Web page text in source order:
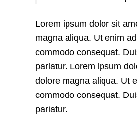
Lorem ipsum dolor sit
magna aliqua. Ut enim
commodo consequat.
pariatur. Lorem ipsum
dolore magna aliqua. Ut
commodo consequat.
pariatur.